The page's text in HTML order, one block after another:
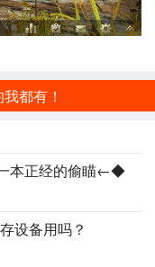
都有！
本正经的偷瞄←◆
设备用吗？